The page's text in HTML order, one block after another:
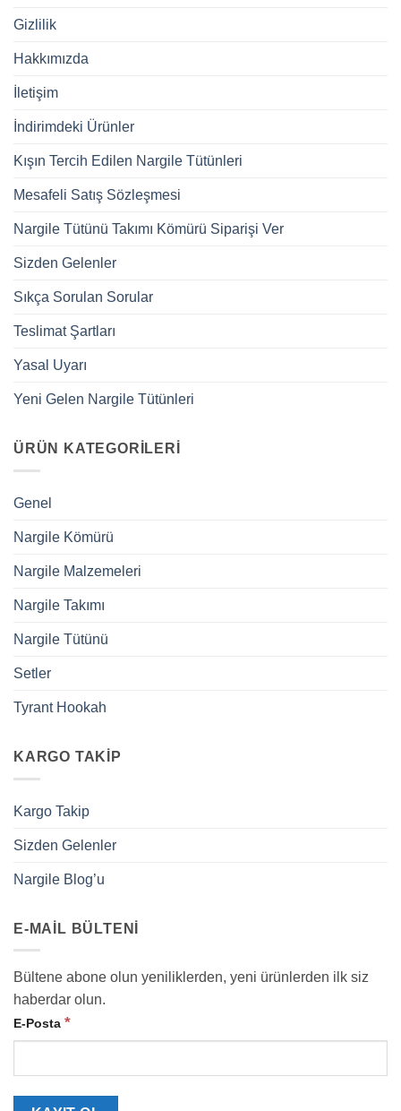
Gizlilik
Hakkımızda
İletişim
İndirimdeki Ürünler
Kışın Tercih Edilen Nargile Tütünleri
Mesafeli Satış Sözleşmesi
Nargile Tütünü Takımı Kömürü Siparişi Ver
Sizden Gelenler
Sıkça Sorulan Sorular
Teslimat Şartları
Yasal Uyarı
Yeni Gelen Nargile Tütünleri
ÜRÜN KATEGORILERI
Genel
Nargile Kömürü
Nargile Malzemeleri
Nargile Takımı
Nargile Tütünü
Setler
Tyrant Hookah
KARGO TAKIP
Kargo Takip
Sizden Gelenler
Nargile Blog’u
E-MAIL BÜLTENI
Bültene abone olun yeniliklerden, yeni ürünlerden ilk siz
haberdar olun.
E-Posta *